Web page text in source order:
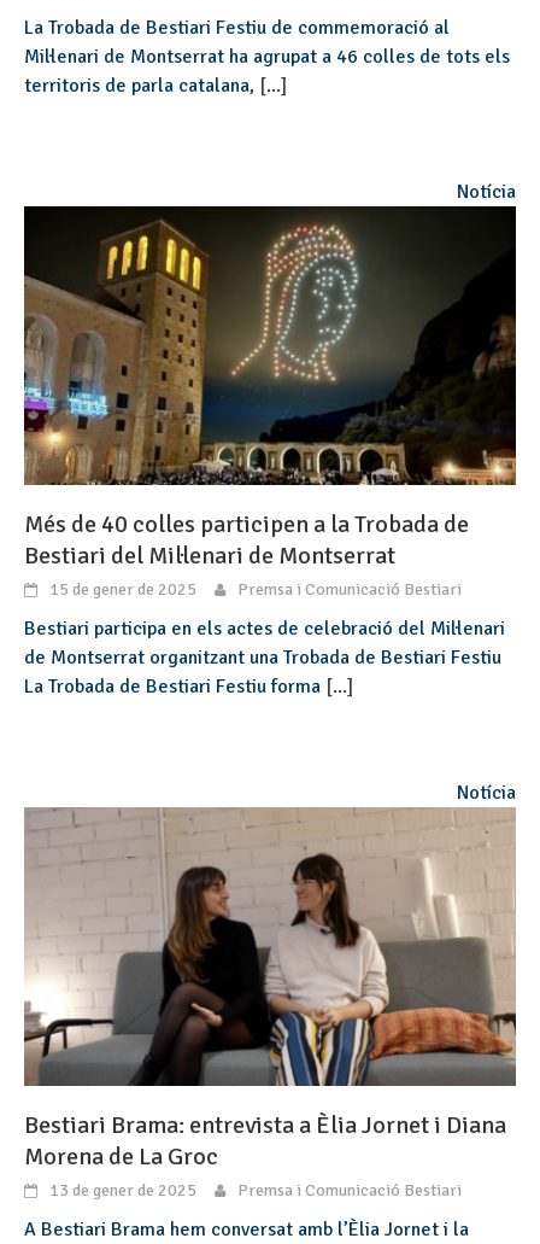
La Trobada de Bestiari Festiu de commemoració al
Mil·lenari de Montserrat ha agrupat a 46 colles de tots els
territoris de parla catalana, [...]
Notícia
Més de 40 colles participen a la Trobada de
Bestiari del Mil·lenari de Montserrat
15 de gener de 2025 Premsa i Comunicació Bestiari
Bestiari participa en els actes de celebració del Mil·lenari
de Montserrat organitzant una Trobada de Bestiari Festiu
La Trobada de Bestiari Festiu forma [...]
Notícia
Bestiari Brama: entrevista a Èlia Jornet i Diana
Morena de La Groc
13 de gener de 2025 Premsa i Comunicació Bestiari
A Bestiari Brama hem conversat amb l’Èlia Jornet i la